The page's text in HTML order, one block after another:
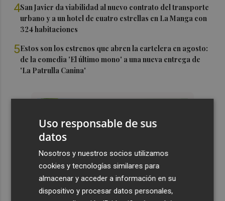
4San Javier da viabilidad al nuevo contrato del transporte
urbano y a un hotel de cuatro estrellas en La Manga con
324 habitaciones
5Estos son los estrenos que abren la cartelera en agosto:
de la comedia 'El último mono' a una nueva entrega de
'La Patrulla Canina'
Uso responsable de sus
datos
Nosotros y nuestros socios utilizamos
cookies y tecnologías similares para
almacenar y acceder a información en su
dispositivo y procesar datos personales,